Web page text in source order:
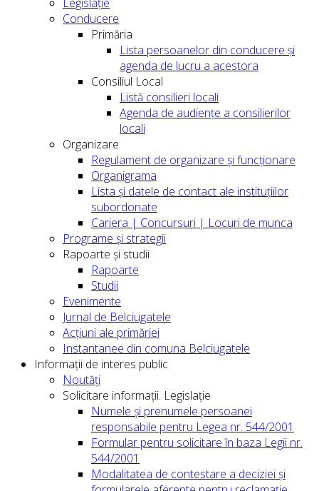
Conducere
Primăria
Lista persoanelor din conducere şi
agenda de lucru a acestora
Consiliul Local
Listă consilieri locali
Agenda de audiențe a consilierilor
locali
Organizare
Regulament de organizare și funcționare
Organigrama
Lista și datele de contact ale instituțiilor
subordonate
Cariera | Concursuri | Locuri de munca
Programe și strategii
Rapoarte și studii
Rapoarte
Studii
Evenimente
Jurnal de Belciugatele
Acțiuni ale primăriei
Instantanee din comuna Belciugatele
Informații de interes public
Noutăți
Solicitare informații. Legislație
Numele și prenumele persoanei
responsabile pentru Legea nr. 544/2001
Formular pentru solicitare în baza Legii nr.
544/2001
Modalitatea de contestare a deciziei și